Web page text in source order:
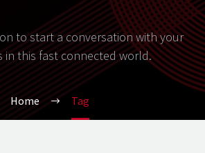
to start a conversation with your
in this fast connected world.
Home Tag